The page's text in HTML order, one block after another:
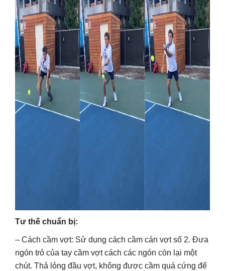
Tư thế chuẩn bị:
– Cách cầm vợt: Sử dụng cách cầm cán vợt số 2. Đưa
ngón trỏ của tay cầm vợt cách các ngón còn lại một
chút. Thả lỏng đầu vợt, không được cầm quá cứng để